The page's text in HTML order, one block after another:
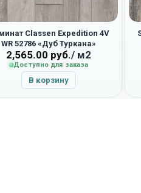
Classen Expedition 4V
WR 52786 «Дуб Туркана»
2,565.00 руб./ м2
Доступно для заказа
В корзину